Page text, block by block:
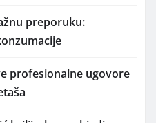
preporuku:
profesionalne ugovore